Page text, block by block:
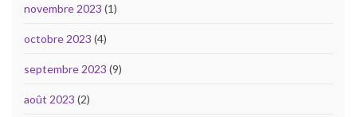
novembre 2023 (1)
octobre 2023 (4)
septembre 2023 (9)
août 2023 (2)